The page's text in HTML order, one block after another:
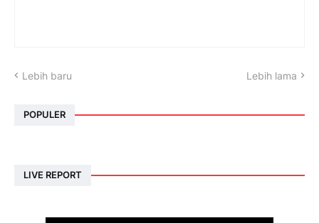
Lebih baru Lebih lama
POPULER
LIVE REPORT